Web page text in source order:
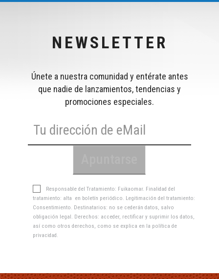
NEWSLETTER
Únete a nuestra comunidad y entérate antes
que nadie de lanzamientos, tendencias y
promociones especiales.
Responsable del Tratamiento: Fuikaomar. Finalidad del
tratamiento: alta en boletín periódico. Legitimación del tratamiento:
Consentimiento. Destinatarios: no se cederán datos, salvo
obligación legal. Derechos: acceder, rectificar y suprimir los datos,
así como otros derechos, como se explica en la política de
privacidad